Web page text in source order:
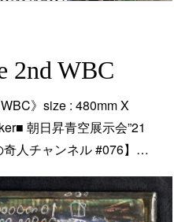
2nd WBC
》size : 480mm X
朝日昇青空展示会”21
奇人チャンネル #076​】…